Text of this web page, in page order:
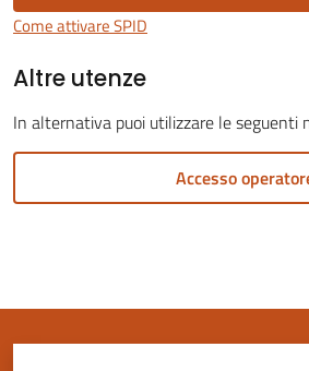
Servizi
line
Tutti
argomenti
Come attivare SPID
Altre utenze
In alternativa puoi utilizzare le seguenti
Accesso